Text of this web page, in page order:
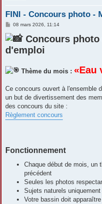
FINI - Concours photo -
M
s
s
a
g
08 mars 2026, 11:14
Concours photo
d'emploi
Thème du mois : «Eau
Ce concours ouvert à l'ensemble
un but de divertissement des
des concours du site :
Règlement concours
Fonctionnement
Chaque début de mois, un
précédent
Seules les photos
Sujets naturels
Votre bassin doit